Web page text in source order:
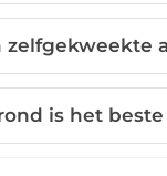
zelfgekweekte
is het